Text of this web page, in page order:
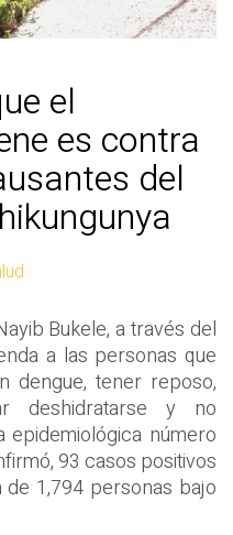
el
es contra
del
Bukele, a través del
a las personas que
dengue, tener reposo,
deshidratarse y no
epidemiológica número
93 casos positivos
1,794 personas bajo